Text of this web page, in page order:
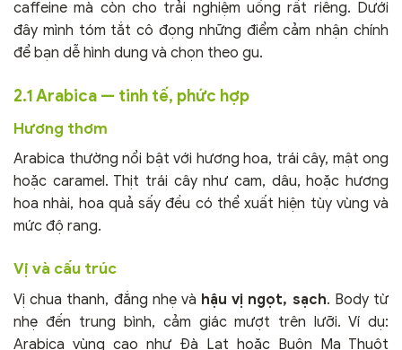
caffeine mà còn cho trải nghiệm uống rất riêng. Dưới
đây mình tóm tắt cô đọng những điểm cảm nhận chính
để bạn dễ hình dung và chọn theo gu.
2.1 Arabica — tinh tế, phức hợp
Hương thơm
Arabica thường nổi bật với hương hoa, trái cây, mật ong
hoặc caramel. Thịt trái cây như cam, dâu, hoặc hương
hoa nhài, hoa quả sấy đều có thể xuất hiện tùy vùng và
mức độ rang.
Vị và cấu trúc
Vị chua thanh, đắng nhẹ và hậu vị ngọt, sạch. Body từ
nhẹ đến trung bình, cảm giác mượt trên lưỡi. Ví dụ:
Arabica vùng cao như Đà Lạt hoặc Buôn Ma Thuột